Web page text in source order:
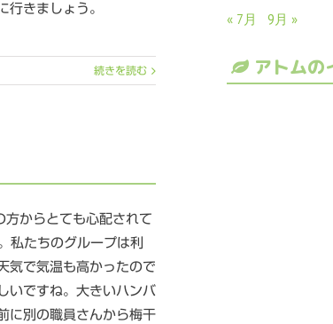
行きましょう。
続きを読む
からとても心配されて
たちのグループは利
気で気温も高かったので
いですね。大きいハンバ
に別の職員さんから梅干
« 7月 9月 »
アトムの